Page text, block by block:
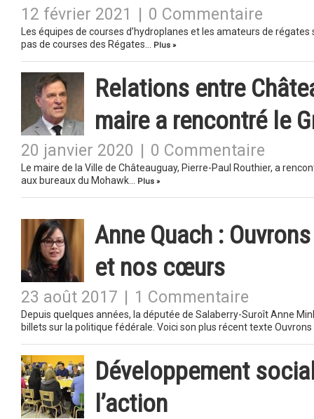
12 février 2021 0 Commentaire
Les équipes de courses d’hydroplanes et les amateurs de
pas de courses des Régates…
Plus »
Relations entre
maire a rencontré le
20 janvier 2020 0 Commentaire
Le maire de la Ville de Châteauguay, Pierre-Paul Routhier, a
aux bureaux du Mohawk…
Plus »
Anne Quach :
et nos cœurs
23 août 2017 1 Commentaire
Depuis quelques années, la députée de Salaberry-Suroît Anne
billets sur la politique fédérale. Voici son plus récent texte
Développement
l’action